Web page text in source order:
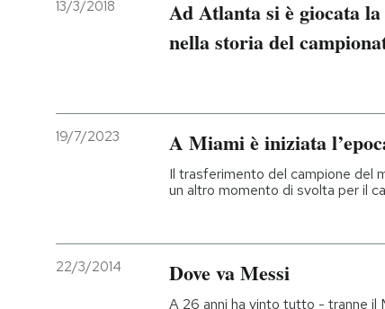
13/3/2018
Ad Atlanta si è giocata
nella storia del
19/7/2023 A Miami è iniziata
Il trasferimento del campione del
un altro momento di svolta per il
22/3/2014 Dove va Messi
A 26 anni ha vinto tutto - tranne il